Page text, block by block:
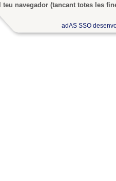
navegador (tancant totes les
adAS SSO